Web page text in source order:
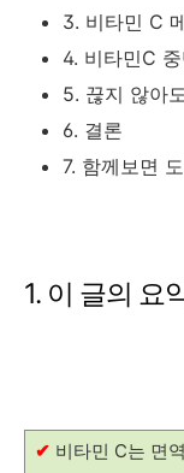
3. 비타민 C
4. 비타민C
5. 끊지 않아
6. 결론
7. 함께보면
1. 이 글의 요
✔ 비타민 C는 면